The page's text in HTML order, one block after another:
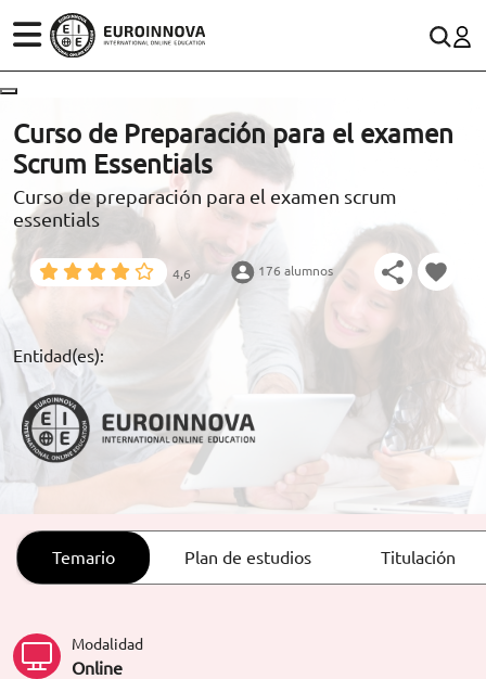
ESTUDIOS
CONOCE EUROINNOVA
BECAS Y FINANCIACIÓN
RECURSOS EDUCATIVOS
ARTÍCULOS
ORIENTACIÓN LABORAL
(+34)958 050 200 (gratuito en España)
900 831 200
formacion@euroinnova.com
TRABAJA CON NOSOTROS
Curso de Preparación para el examen
Scrum Essentials
Curso de preparación para el examen scrum
essentials
4,6 176 alumnos
Entidad(es):
Temario Plan de estudios Titulación
Modalidad
Online